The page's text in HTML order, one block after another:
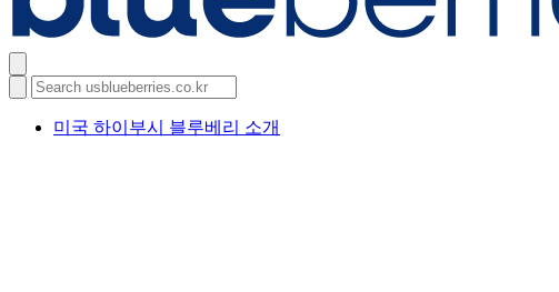
미국 하이부시 블루베리 소개